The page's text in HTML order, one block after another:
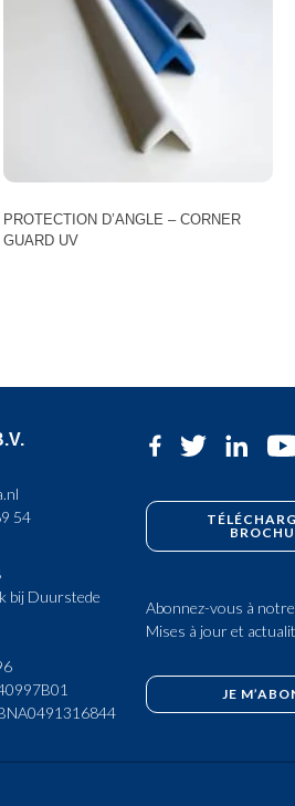
PROTECTION D’ANGLE – CORNER
GUARD UV
Les
options
peuvent
choisies
la
page
produit
54
bij Duurstede
Abonnez-vous à
Mises à jour et
JE